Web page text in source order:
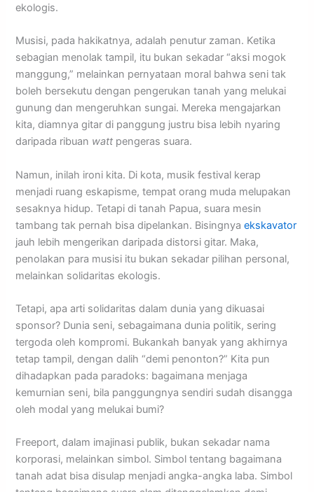
ekologis.
Musisi, pada hakikatnya, adalah penutur zaman. Ketika
sebagian menolak tampil, itu bukan sekadar “aksi mogok
manggung,” melainkan pernyataan moral bahwa seni tak
boleh bersekutu dengan pengerukan tanah yang melukai
gunung dan mengeruhkan sungai. Mereka mengajarkan
kita, diamnya gitar di panggung justru bisa lebih nyaring
daripada ribuan watt pengeras suara.
Namun, inilah ironi kita. Di kota, musik festival kerap
menjadi ruang eskapisme, tempat orang muda melupakan
sesaknya hidup. Tetapi di tanah Papua, suara mesin
tambang tak pernah bisa dipelankan. Bisingnyaekskavator
jauh lebih mengerikan daripada distorsi gitar. Maka,
penolakan para musisi itu bukan sekadar pilihan personal,
melainkan solidaritas ekologis.
Tetapi, apa arti solidaritas dalam dunia yang dikuasai
sponsor? Dunia seni, sebagaimana dunia politik, sering
tergoda oleh kompromi. Bukankah banyak yang akhirnya
tetap tampil, dengan dalih “demi penonton?” Kita pun
dihadapkan pada paradoks: bagaimana menjaga
kemurnian seni, bila panggungnya sendiri sudah disangga
oleh modal yang melukai bumi?
Freeport, dalam imajinasi publik, bukan sekadar nama
korporasi, melainkan simbol. Simbol tentang bagaimana
tanah adat bisa disulap menjadi angka-angka laba. Simbol